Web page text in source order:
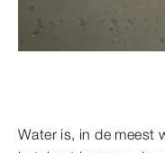
Water is, in de meest